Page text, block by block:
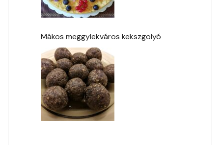
Mákos meggylekváros kekszgolyó